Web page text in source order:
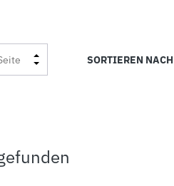
SORTIEREN NACH